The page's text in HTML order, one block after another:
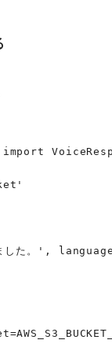
しました。',